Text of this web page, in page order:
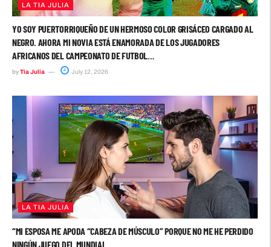
LA TIA JULIA
YO SOY PUERTORRIQUEÑO DE UN HERMOSO COLOR GRISÁCEO CARGADO AL
NEGRO. AHORA MI NOVIA ESTÁ ENAMORADA DE LOS JUGADORES
AFRICANOS DEL CAMPEONATO DE FUTBOL…
byTia Julia July 12, 2026
LA TIA JULIA
“MI ESPOSA ME APODA “CABEZA DE MÚSCULO” PORQUE NO ME HE PERDIDO
NINGÚN JUEGO DEL MUNDIAL…